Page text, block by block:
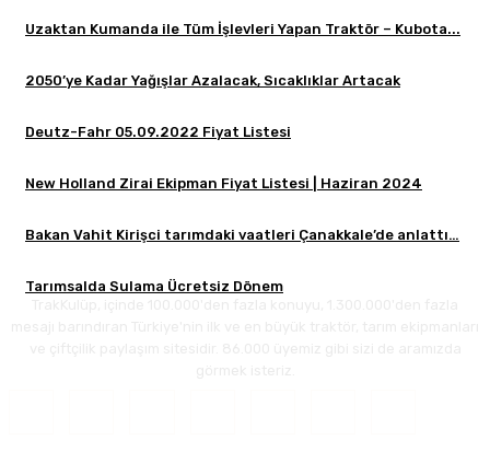
Uzaktan Kumanda ile Tüm İşlevleri Yapan Traktör – Kubota...
2050’ye Kadar Yağışlar Azalacak, Sıcaklıklar Artacak
Deutz-Fahr 05.09.2022 Fiyat Listesi
New Holland Zirai Ekipman Fiyat Listesi | Haziran 2024
Bakan Vahit Kirişci tarımdaki vaatleri Çanakkale’de anlattı…
Tarımsalda Sulama Ücretsiz Dönem